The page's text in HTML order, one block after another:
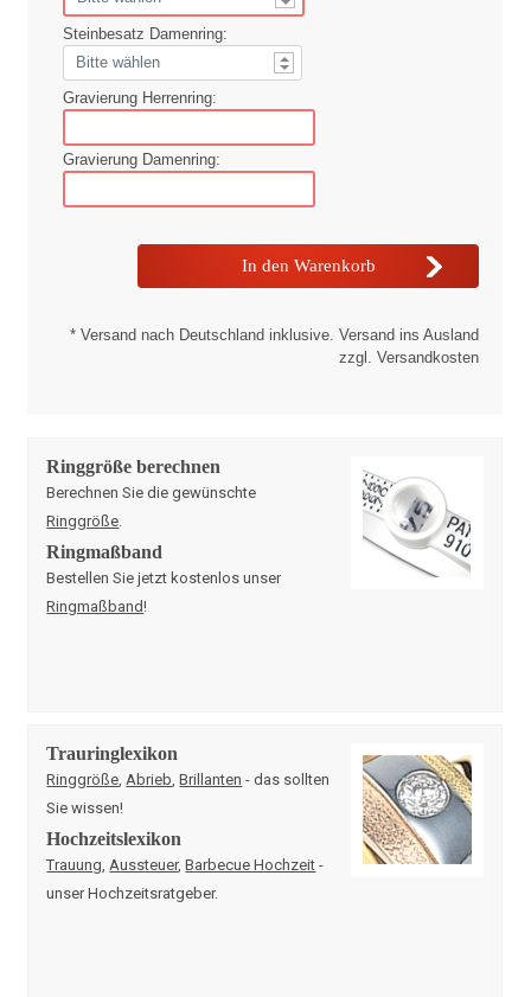
Steinbesatz Damenring:
Gravierung Herrenring:
Gravierung Damenring:
* Versand nach Deutschland inklusive. Versand ins Ausland
zzgl. Versandkosten
Ringgröße berechnen
Berechnen Sie die gewünschte
Ringgröße
Ringmaßband
Bestellen Sie jetzt kostenlos unser
Ringmaßband!
Trauringlexikon
Ringgröße Abrieb ,Brillanten - das sollten
Sie wissen!
Hochzeitslexikon
Trauung Aussteuer,Barbecue Hochzeit -
unser Hochzeitsratgeber.